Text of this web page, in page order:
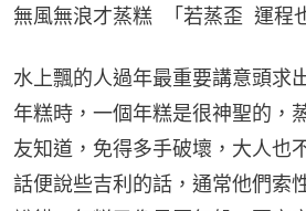
無風無浪才蒸糕  「若蒸歪  運程
水上飄的人過年最重要講意頭求
年糕時，一個年糕是很神聖的，
友知道，免得多手破壞，大人也
話便說些吉利的話，通常他們索